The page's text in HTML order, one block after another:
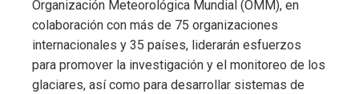
Organización Meteorológica Mundial (OMM), en
colaboración con más de 75 organizaciones
internacionales y 35 países, liderarán esfuerzos
para promover la investigación y el monitoreo de los
glaciares, así como para desarrollar sistemas de